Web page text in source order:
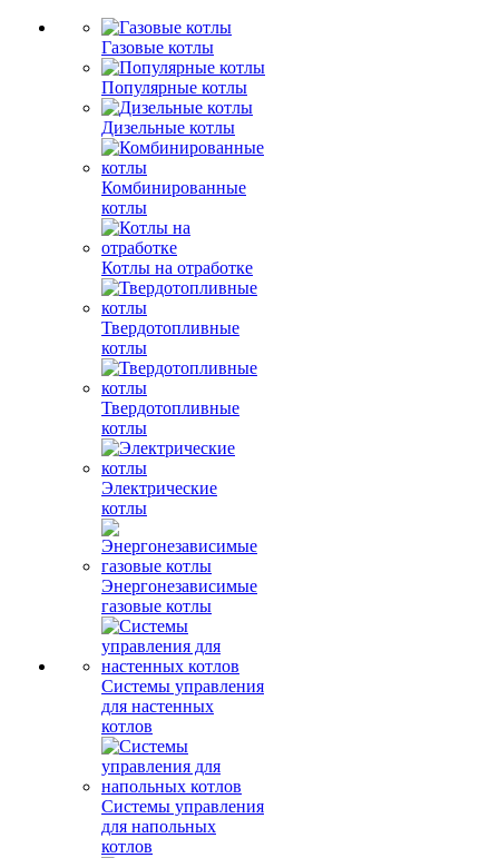
Газовые котлы
Популярные котлы
Дизельные котлы
Комбинированные
котлы
Котлы на отработке
Твердотопливные
котлы
Твердотопливные
котлы
Электрические
котлы
Энергонезависимые
газовые котлы
Системы управления
для настенных
котлов
Системы управления
для напольных
котлов